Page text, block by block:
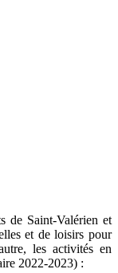
de Saint-Valérien et
et de loisirs pour
les activités en
2022-2023) :